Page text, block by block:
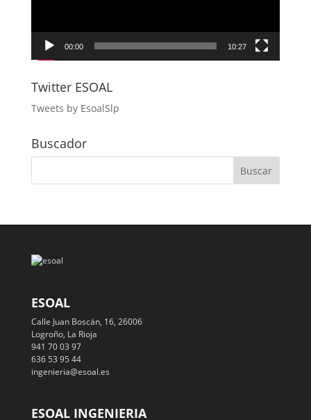
00:00 10:27
Twitter ESOAL
Tweets by EsoalSlp
Buscador
ESOAL
Calle Juan Boscán, 16, 26006
Logroño, La Rioja
941 70 03 97
636 53 95 44
ingenieria@esoal.es
ESOAL INGENIERIA